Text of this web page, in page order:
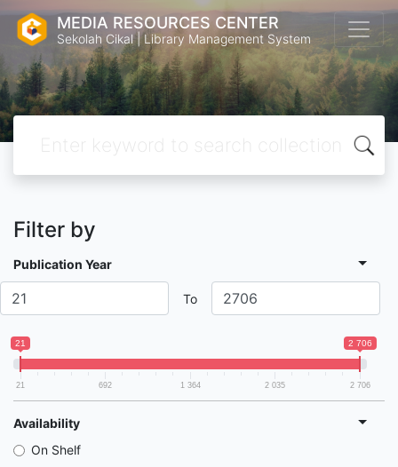
MEDIA RESOURCES CENTER
Sekolah Cikal | Library Management System
Filter by
Publication Year
To
21 2 706
21 692 1 364 2 035 2 706
Availability
On Shelf